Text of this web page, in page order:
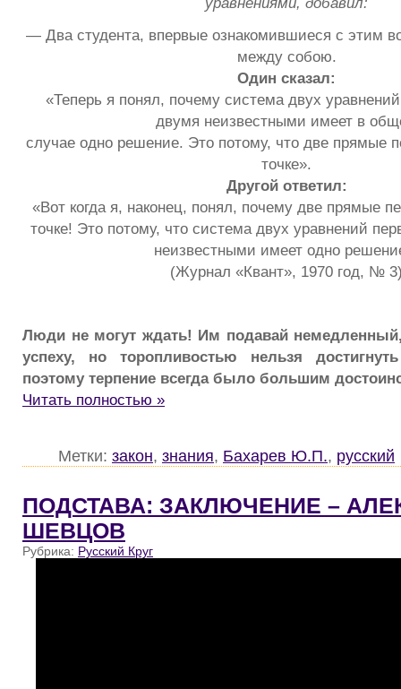
— Два студента, впервые ознакомившиеся с этим
между собою.
Один сказал:
«Теперь я понял, почему система двух
двумя неизвестными имеет в
случае одно решение. Это потому, что две прямые
точке».
Другой ответил:
«Вот когда я, наконец, понял, почему две прямые
точке! Это потому, что система двух уравнений
неизвестными имеет одно
(Журнал «Квант», 1970 год, №
Люди не могут ждать! Им подавай
успеху, но торопливостью нельзя
поэтому терпение всегда было большим
Читать полностью »
Метки: закон, знания, Бахарев Ю.П., русский
ПОДСТАВА: ЗАКЛЮЧЕНИЕ –
ШЕВЦОВ
Рубрика: Русский Круг